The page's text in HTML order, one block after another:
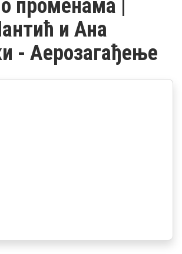
променама |
и Ана
- Аерозагађење